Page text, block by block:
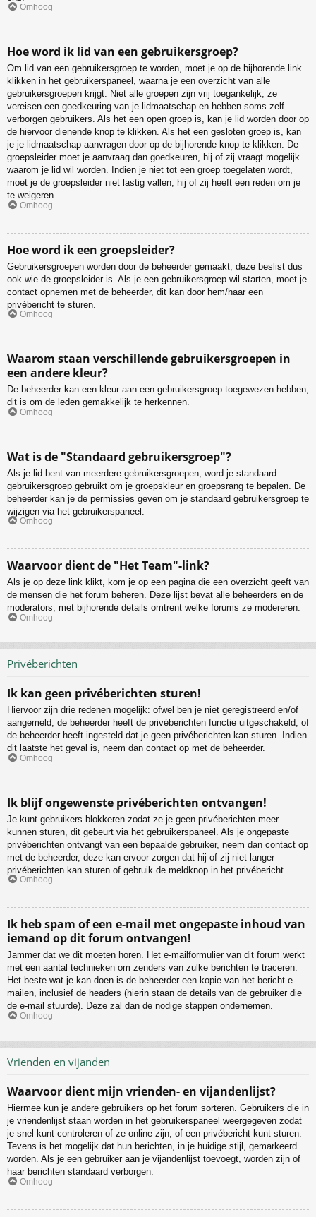
Omhoog
Hoe word ik lid van een gebruikersgroep?
Om lid van een gebruikersgroep te worden, moet je op de bijhorende link
klikken in het gebruikerspaneel, waarna je een overzicht van alle
gebruikersgroepen krijgt. Niet alle groepen zijn vrij toegankelijk, ze
vereisen een goedkeuring van je lidmaatschap en hebben soms zelf
verborgen gebruikers. Als het een open groep is, kan je lid worden door op
de hiervoor dienende knop te klikken. Als het een gesloten groep is, kan
je je lidmaatschap aanvragen door op de bijhorende knop te klikken. De
groepsleider moet je aanvraag dan goedkeuren, hij of zij vraagt mogelijk
waarom je lid wil worden. Indien je niet tot een groep toegelaten wordt,
moet je de groepsleider niet lastig vallen, hij of zij heeft een reden om je
te weigeren.
Omhoog
Hoe word ik een groepsleider?
Gebruikersgroepen worden door de beheerder gemaakt, deze beslist dus
ook wie de groepsleider is. Als je een gebruikersgroep wil starten, moet je
contact opnemen met de beheerder, dit kan door hem/haar een
privébericht te sturen.
Omhoog
Waarom staan verschillende gebruikersgroepen in
een andere kleur?
De beheerder kan een kleur aan een gebruikersgroep toegewezen hebben,
dit is om de leden gemakkelijk te herkennen.
Omhoog
Wat is de "Standaard gebruikersgroep"?
Als je lid bent van meerdere gebruikersgroepen, word je standaard
gebruikersgroep gebruikt om je groepskleur en groepsrang te bepalen. De
beheerder kan je de permissies geven om je standaard gebruikersgroep te
wijzigen via het gebruikerspaneel.
Omhoog
Waarvoor dient de "Het Team"-link?
Als je op deze link klikt, kom je op een pagina die een overzicht geeft van
de mensen die het forum beheren. Deze lijst bevat alle beheerders en de
moderators, met bijhorende details omtrent welke forums ze modereren.
Omhoog
Privéberichten
Ik kan geen privéberichten sturen!
Hiervoor zijn drie redenen mogelijk: ofwel ben je niet geregistreerd en/of
aangemeld, de beheerder heeft de privéberichten functie uitgeschakeld, of
de beheerder heeft ingesteld dat je geen privéberichten kan sturen. Indien
dit laatste het geval is, neem dan contact op met de beheerder.
Omhoog
Ik blijf ongewenste privéberichten ontvangen!
Je kunt gebruikers blokkeren zodat ze je geen privéberichten meer
kunnen sturen, dit gebeurt via het gebruikerspaneel. Als je ongepaste
privéberichten ontvangt van een bepaalde gebruiker, neem dan contact op
met de beheerder, deze kan ervoor zorgen dat hij of zij niet langer
privéberichten kan sturen of gebruik de meldknop in het privébericht.
Omhoog
Ik heb spam of een e-mail met ongepaste inhoud van
iemand op dit forum ontvangen!
Jammer dat we dit moeten horen. Het e-mailformulier van dit forum werkt
met een aantal technieken om zenders van zulke berichten te traceren.
Het beste wat je kan doen is de beheerder een kopie van het bericht e-
mailen, inclusief de headers (hierin staan de details van de gebruiker die
de e-mail stuurde). Deze zal dan de nodige stappen ondernemen.
Omhoog
Vrienden en vijanden
Waarvoor dient mijn vrienden- en vijandenlijst?
Hiermee kun je andere gebruikers op het forum sorteren. Gebruikers die in
je vriendenlijst staan worden in het gebruikerspaneel weergegeven zodat
je snel kunt controleren of ze online zijn, of een privébericht kunt sturen.
Tevens is het mogelijk dat hun berichten, in je huidige stijl, gemarkeerd
worden. Als je een gebruiker aan je vijandenlijst toevoegt, worden zijn of
haar berichten standaard verborgen.
Omhoog